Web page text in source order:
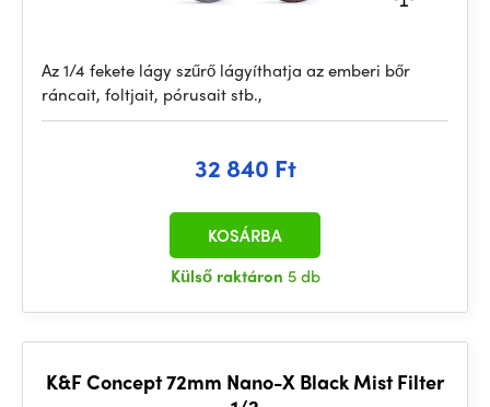
Az 1/4 fekete lágy szűrő lágyíthatja az emberi bőr
ráncait, foltjait, pórusait stb.,
32 840 Ft
Külső raktáron 5 db
KOSÁRBA
K&F Concept 72mm Nano-X Black Mist Filter